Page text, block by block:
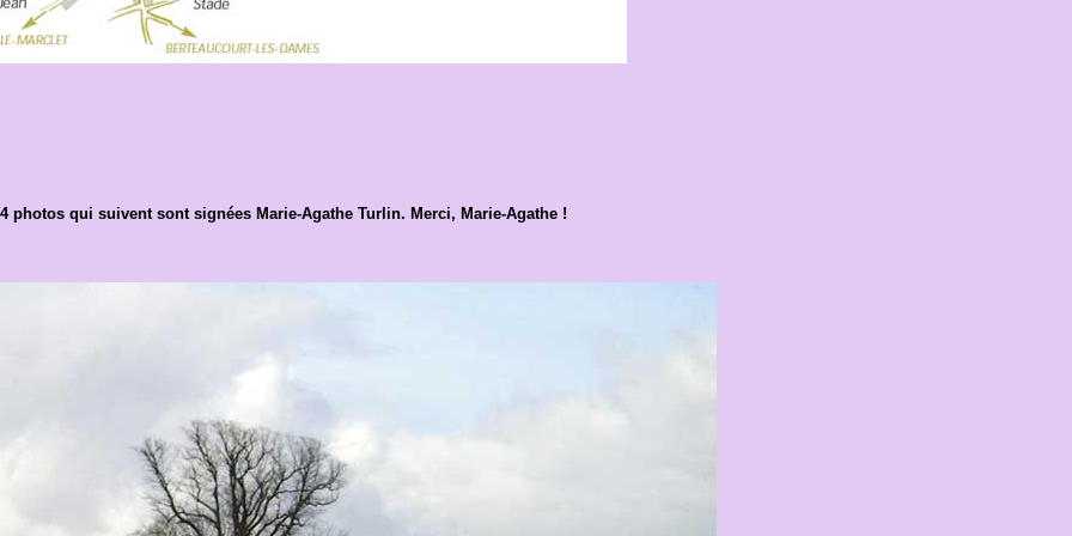
photos qui suivent sont signées Marie-Agathe Turlin. Merci, Marie-Agathe !